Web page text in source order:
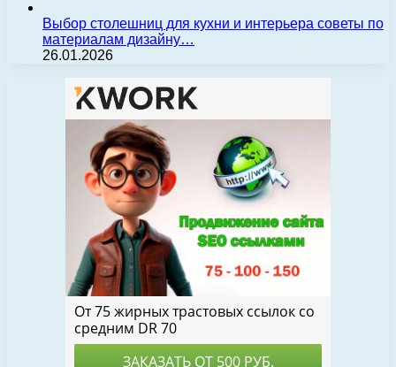
Выбор столешниц для кухни и интерьера советы по
материалам дизайну…
26.01.2026